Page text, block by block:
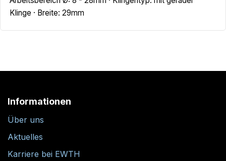
Klinge · Breite: 29mm
Informationen
Über uns
Aktuelles
Karriere bei EWTH